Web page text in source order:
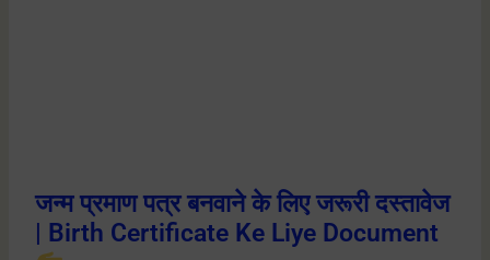
जन्म प्रमाण पत्र बनवाने के लिए जरूरी दस्तावेज
| Birth Certificate Ke Liye Document